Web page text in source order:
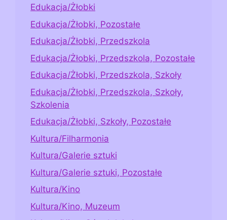
Edukacja/Żłobki
Edukacja/Żłobki, Pozostałe
Edukacja/Żłobki, Przedszkola
Edukacja/Żłobki, Przedszkola, Pozostałe
Edukacja/Żłobki, Przedszkola, Szkoły
Edukacja/Żłobki, Przedszkola, Szkoły,
Szkolenia
Edukacja/Żłobki, Szkoły, Pozostałe
Kultura/Filharmonia
Kultura/Galerie sztuki
Kultura/Galerie sztuki, Pozostałe
Kultura/Kino
Kultura/Kino, Muzeum